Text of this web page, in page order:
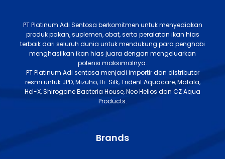
PT Platinum Adi Sentosa berkomitmen untuk menyediakan
produk pakan, suplemen, obat, serta peralatan ikan hias
terbaik dari seluruh dunia untuk mendukung para penghobi
menghasilkan ikan hias juara dengan mengeluarkan
potensi maksimalnya.
PT Platinum Adi sentosa menjadi importir dan distributor
resmi untuk JPD, Mizuho, Hi-Silk, Trident Aquacare, Matala,
Hel-X, Shirogane Bacteria House, Neo Helios dan CZ Aqua
Products.
Brands